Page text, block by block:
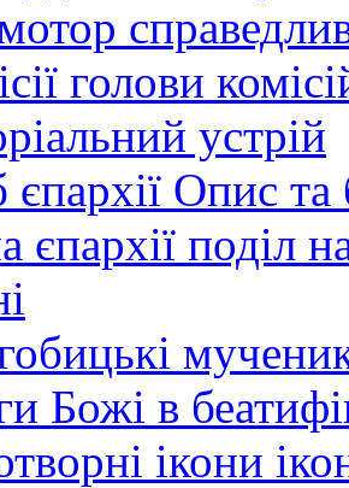
голови
устрій
єпархії Опис та
єпархії поділ
Божі в
ікони